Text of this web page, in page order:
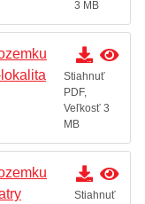
3 MB
Stiahnuť
PDF,
Veľkosť 3
MB
Stiahnuť